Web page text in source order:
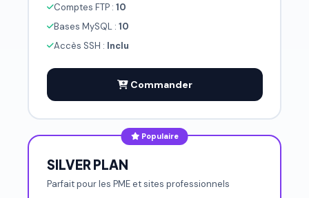
Comptes FTP : 10
Bases MySQL : 10
Accès SSH : Inclu
Commander
Populaire
SILVER PLAN
Parfait pour les PME et sites professionnels